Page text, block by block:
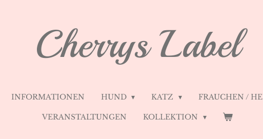
Cherrys Label
INFORMATIONEN HUND KATZ FRAUCHEN /
VERANSTALTUNGEN KOLLEKTION